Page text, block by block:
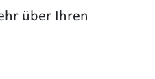
über Ihren